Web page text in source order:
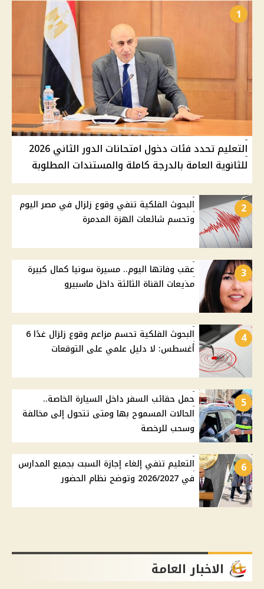
1
التعليم تحدد فئات دخول امتحانات الدور الثاني 2026
للثانوية العامة بالدرجة كاملة والمستندات المطلوبة
2
البحوث الفلكية تنفي وقوع زلزال في مصر اليوم
وتحسم شائعات الهزة المدمرة
3
عقب وفاتها اليوم.. مسيرة سونيا كمال كبيرة
مذيعات القناة الثالثة داخل ماسبيرو
4
البحوث الفلكية تحسم مزاعم وقوع زلزال غدًا 6
أغسطس: لا دليل علمي على التوقعات
5
حمل حقائب السفر داخل السيارة الخاصة..
الحالات المسموح بها ومتى تتحول إلى مخالفة
وسحب للرخصة
6
التعليم تنفي إلغاء إجازة السبت بجميع المدارس
في 2026/2027 وتوضح نظام الحضور
الاخبار العامة